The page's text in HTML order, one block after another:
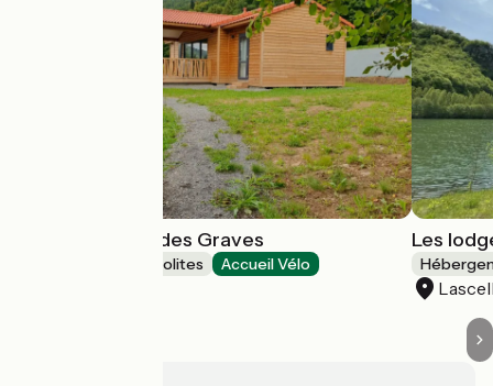
Chalets du Lac des Graves
Hébergements insolites Accueil Vélo
Les